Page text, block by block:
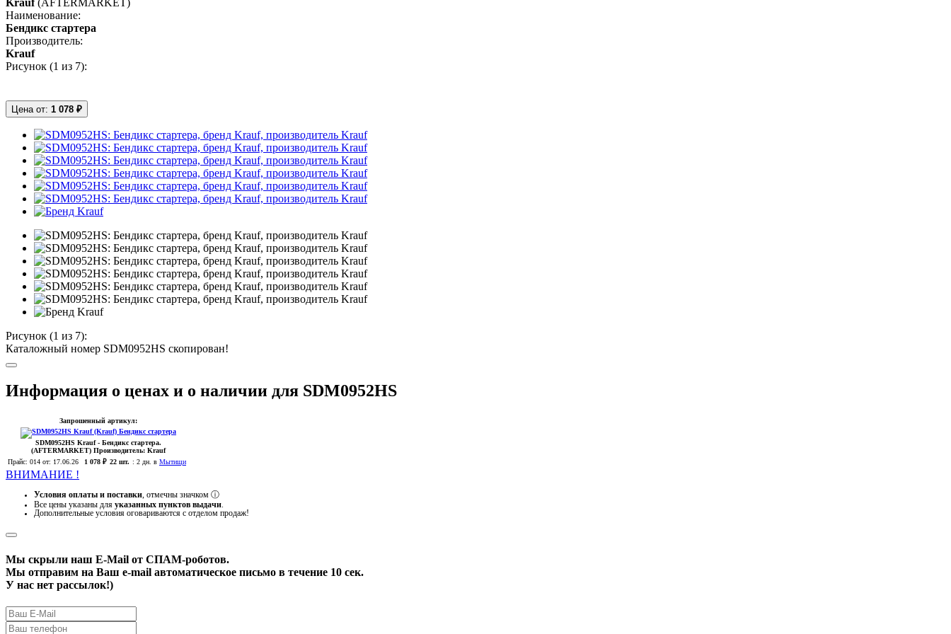
Наименование:
Бендикс стартера
Производитель:
Krauf
Рисунок (1 из 7):
Цена от: 1 078 ₽
Рисунок (1 из 7):
Каталожный номер SDM0952HS скопирован!
Информация о ценах и о наличии для SDM0952HS
Запрошенный артикул:
SDM0952HS Krauf- Бендикс стартера.
(AFTERMARKET) Производитель: Krauf
Прайс: 014 от: 17.06.26 1 078 ₽ 22 шт. : 2 дн. в Мытищи
ВНИМАНИЕ !
Условия оплаты и поставки , отмечны значком ⓘ
Все цены указаны для указанных пунктов выдачи
Дополнительные условия оговариваются с отделом продаж!
Мы скрыли наш E-Mail от СПАМ-роботов.
Мы отправим на Ваш e-mail автоматическое письмо в течение 10 сек.
У нас нет рассылок!)